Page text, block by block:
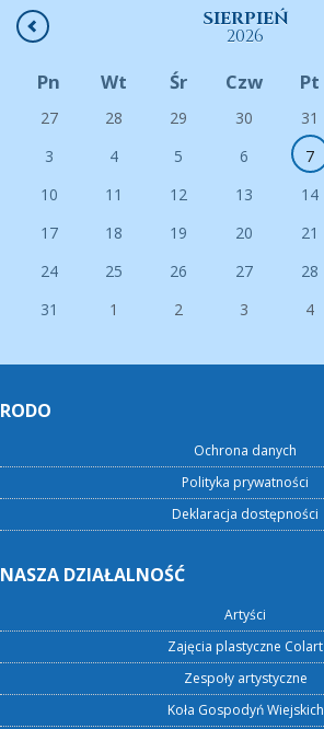
SIERPIEŃ
2026
Pn Wt Śr Czw Pt
27 28 29 30 31
3
4 5 6 7
10
11 12 13 14
17
18 19 20 21
24
25 26 27 28
31
1 2 3 4
RODO
Ochrona danych
Polityka prywatności
Deklaracja dostępności
NASZA DZIAŁALNOŚĆ
Artyści
Zajęcia plastyczne Colart
Zespoły artystyczne
Koła Gospodyń Wiejskich